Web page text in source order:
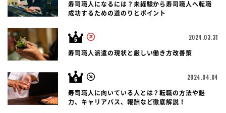
寿司職人になるには？未経験から寿司職人へ転職
成功するための道のりとポイント
2024.03.31
寿司職人派遣の現状と厳しい働き方改善策
2024.04.04
寿司職人に向いている人とは？転職の方法や魅
力、キャリアパス、報酬など徹底解説！